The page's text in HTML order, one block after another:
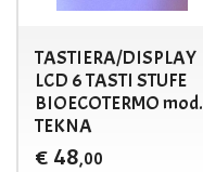
TASTIERA/DISPLAY
LCD 6 TASTI STUFE
BIOECOTERMO mod.
TEKNA
€ 48,00